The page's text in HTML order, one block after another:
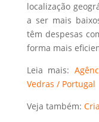
localização
a ser mais
têm despesas
forma mais
Leia mais:
Vedras / Portugal
Veja também: